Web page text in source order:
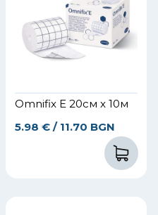
Omnifix E 20см x 10м
5.98 € / 11.70 BGN